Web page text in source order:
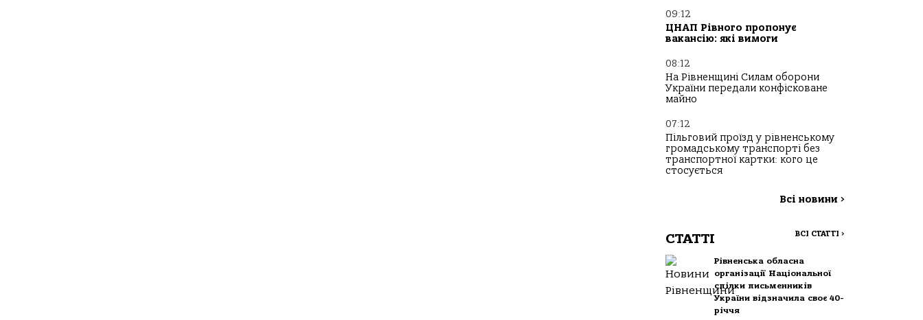
09:12
ЦНАП Рівного пропонує
вакансію: які вимоги
08:12
На Рівненщині Силам оборони
України передали конфісковане
майно
07:12
Пільговий проїзд у рівненському
громадському транспорті без
транспортної картки: кого це
стосується
Всі новини >
СТАТТІ ВСІ СТАТТІ >
Рівненська обласна
організації Національної
спілки письменників
України відзначила своє 40-
річчя